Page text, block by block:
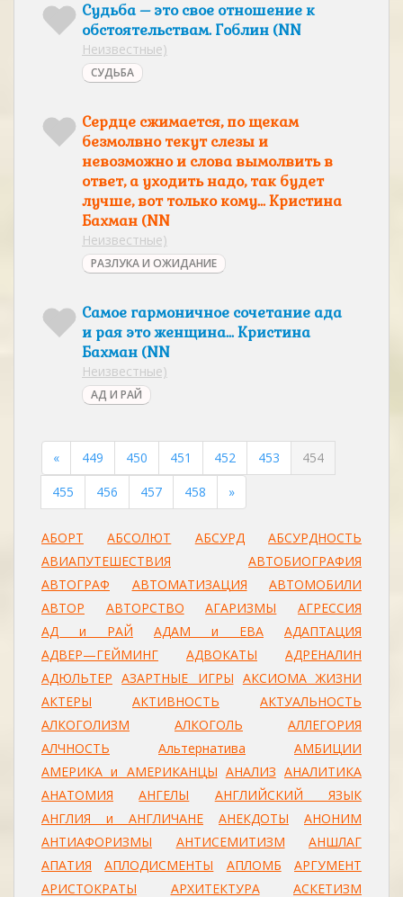
Судьба – это свое отношение к
обстоятельствам. Гоблин (NN
Неизвестные)
СУДЬБА
Сердце сжимается, по щекам
безмолвно текут слезы и
невозможно и слова вымолвить в
ответ, а уходить надо, так будет
лучше, вот только кому... Кристина
Бахман (NN
Неизвестные)
РАЗЛУКА И ОЖИДАНИЕ
Самое гармоничное сочетание ада
и рая это женщина... Кристина
Бахман (NN
Неизвестные)
АД И РАЙ
« 449 450 451 452 453
454
455
456 457 458 »
АБОРТ АБСОЛЮТ АБСУРД
АБСУРДНОСТЬ
АВИАПУТЕШЕСТВИЯ
АВТОБИОГРАФИЯ
АВТОГРАФ
АВТОМАТИЗАЦИЯ
АВТОМОБИЛИ
АВТОР
АВТОРСТВО АГАРИЗМЫ
АГРЕССИЯ
АД и РАЙ
АДАМ и ЕВА
АДАПТАЦИЯ
АДВЕР—ГЕЙМИНГ
АДВОКАТЫ
АДРЕНАЛИН
АДЮЛЬТЕР АЗАРТНЫЕ ИГРЫ АКСИОМА ЖИЗНИ
АКТЕРЫ
АКТИВНОСТЬ
АКТУАЛЬНОСТЬ
АЛКОГОЛИЗМ
АЛКОГОЛЬ
АЛЛЕГОРИЯ
АЛЧНОСТЬ
Альтернатива
АМБИЦИИ
АМЕРИКА и АМЕРИКАНЦЫ АНАЛИЗ АНАЛИТИКА
АНАТОМИЯ
АНГЕЛЫ
АНГЛИЙСКИЙ ЯЗЫК
АНГЛИЯ и АНГЛИЧАНЕ
АНЕКДОТЫ
АНОНИМ
АНТИАФОРИЗМЫ
АНТИСЕМИТИЗМ
АНШЛАГ
АПАТИЯ
АПЛОДИСМЕНТЫ АПЛОМБ
АРГУМЕНТ
АРИСТОКРАТЫ
АРХИТЕКТУРА АСКЕТИЗМ